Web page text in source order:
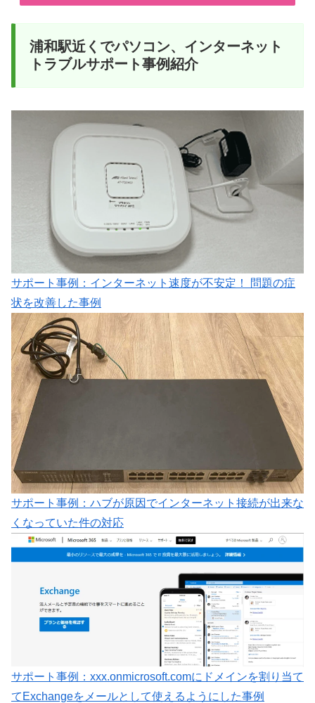
浦和駅近くでパソコン、インターネット
トラブルサポート事例紹介
サポート事例：インターネット速度が不安定！ 問題の症
状を改善した事例
サポート事例：ハブが原因でインターネット接続が出来な
くなっていた件の対応
サポート事例：xxx.onmicrosoft.comにドメインを割り当て
てExchangeをメールとして使えるようにした事例